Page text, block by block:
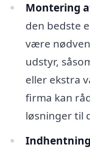
Montering
den bedste
være
udstyr,
eller ekstra
firma kan
løsninger til